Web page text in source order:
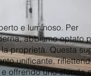
e luminoso. Per
abbiamo optato
proprietà. Questa
unificante,
offrendo uno sfondo